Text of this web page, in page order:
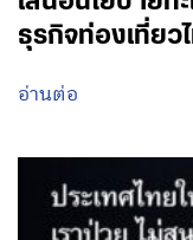
ธุรกิจท่องเที่ยว
อ่านต่อ